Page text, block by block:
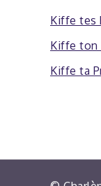
Kiffe tes
Kiffe ton
Kiffe ta